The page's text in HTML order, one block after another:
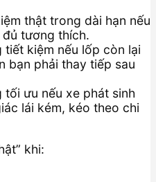
thật trong dài hạn nếu
tương thích.
tiết kiệm nếu lốp còn lại
bạn phải thay tiếp sau
tối ưu nếu xe phát sinh
lái kém, kéo theo chi
khi: